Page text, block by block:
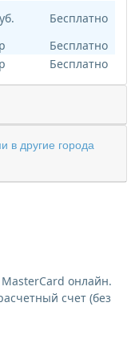
Бесплатно
Бесплатно
Бесплатно
в другие города
онлайн.
счет (без